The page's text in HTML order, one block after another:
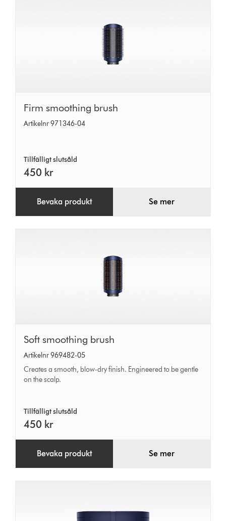
Firm
smoothing
Firm smoothing brush
Artikelnr 971346-04
Tillfälligt slutsåld
450 kr
Bevaka produkt Se mer
Soft
smoothing
brush
Soft smoothing brush
Artikelnr 969482-05
Creates a smooth, blow-dry finish. Engineered to be gentle
on the scalp.
Tillfälligt slutsåld
450 kr
Bevaka produkt Se mer